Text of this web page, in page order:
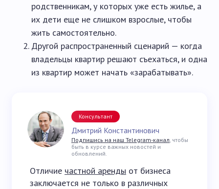
родственникам, у которых уже есть жилье, а
их дети еще не слишком взрослые, чтобы
жить самостоятельно.
Другой распространенный сценарий — когда
владельцы квартир решают съехаться, и одна
из квартир может начать «зарабатывать».
Консультант
Дмитрий Константинович
Подпишись на наш Telegram-канал, чтобы
быть в курсе важных новостей и
обновлений.
Отличие частной аренды от бизнеса
заключается не только в различных